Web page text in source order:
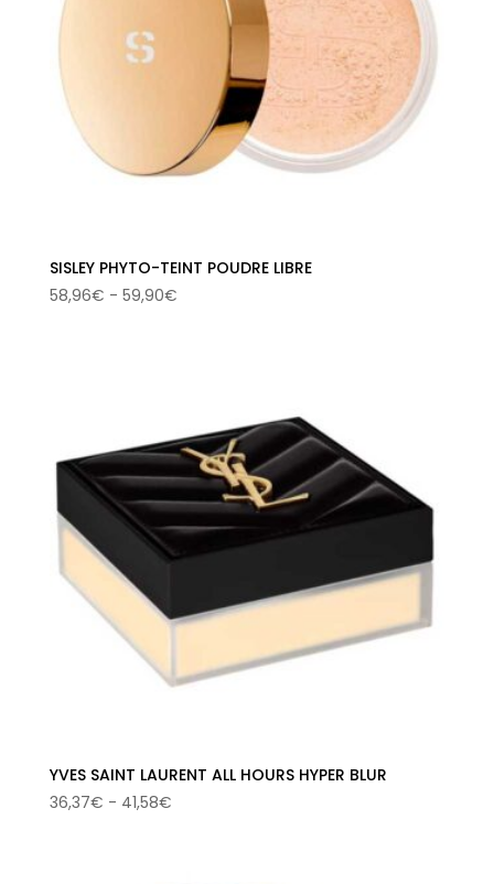
SISLEY PHYTO-TEINT POUDRE LIBRE
58,96€ - 59,90€Rango
59,90€
YVES SAINT LAURENT ALL HOURS HYPER BLUR
36,37€ - 41,58€Rango